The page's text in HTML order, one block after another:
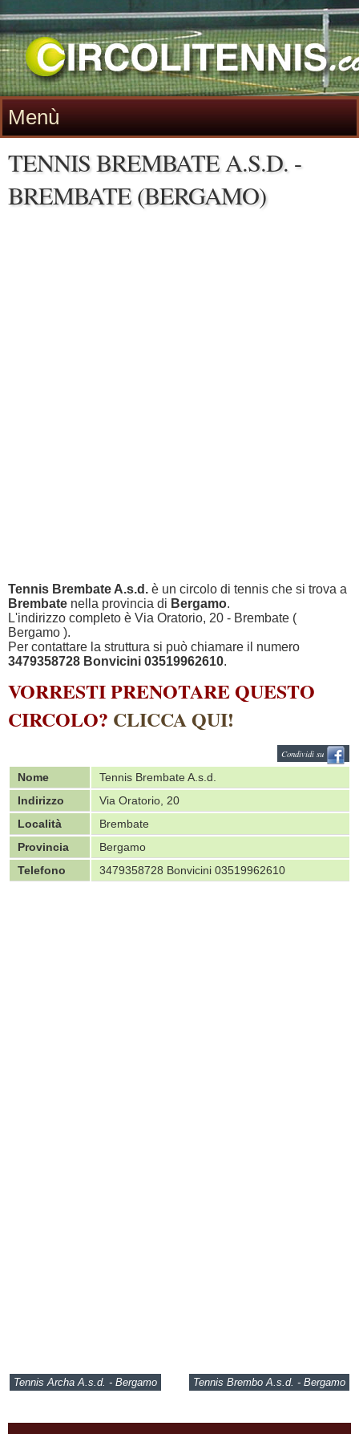
Menù
TENNIS BREMBATE A.S.D. -
BREMBATE (BERGAMO)
Tennis Brembate A.s.d. è un circolo di tennis che si trova a
Brembate nella provincia di Bergamo.
L'indirizzo completo è Via Oratorio, 20 - Brembate (
Bergamo ).
Per contattare la struttura si può chiamare il numero
3479358728 Bonvicini 03519962610.
VORRESTI PRENOTARE QUESTO
CIRCOLO? CLICCA QUI!
Condividi su
Nome
Tennis Brembate A.s.d.
Indirizzo
Via Oratorio, 20
Località
Brembate
Provincia
Bergamo
Telefono
3479358728 Bonvicini 03519962610
Tennis Archa A.s.d. - Bergamo Tennis Brembo A.s.d. - Bergamo